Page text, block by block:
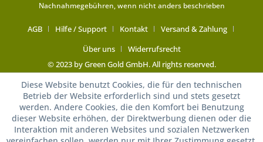
Nachnahmegebühren, wenn nicht anders beschrieben
AGB Hilfe / Support Kontakt
Versand & Zahlung
Über uns
Widerrufsrecht
© 2023 by Green Gold GmbH. All rights reserved.
Diese Website benutzt Cookies, die für den technischen
Betrieb der Website erforderlich sind und stets gesetzt
werden. Andere Cookies, die den Komfort bei Benutzung
dieser Website erhöhen, der Direktwerbung dienen oder die
Interaktion mit anderen Websites und sozialen Netzwerken